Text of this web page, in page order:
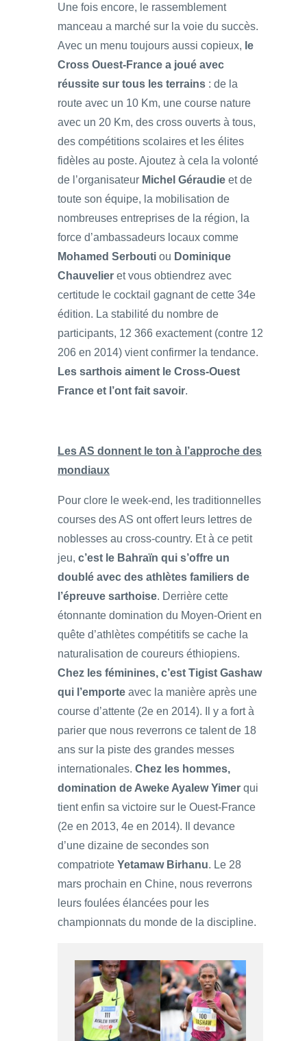
Une fois encore, le rassemblement
manceau a marché sur la voie du succès.
Avec un menu toujours aussi copieux, le
Cross Ouest-France a joué avec
réussite sur tous les terrains : de la
route avec un 10 Km, une course nature
avec un 20 Km, des cross ouverts à tous,
des compétitions scolaires et les élites
fidèles au poste. Ajoutez à cela la volonté
de l’organisateur Michel Géraudie et de
toute son équipe, la mobilisation de
nombreuses entreprises de la région, la
force d’ambassadeurs locaux comme
Mohamed Serbouti ou Dominique
Chauvelier et vous obtiendrez avec
certitude le cocktail gagnant de cette 34e
édition. La stabilité du nombre de
participants, 12 366 exactement (contre 12
206 en 2014) vient confirmer la tendance.
Les sarthois aiment le Cross-Ouest
France et l’ont fait savoir.
Les AS donnent le ton à l’approche des
mondiaux
Pour clore le week-end, les traditionnelles
courses des AS ont offert leurs lettres de
noblesses au cross-country. Et à ce petit
jeu, c’est le Bahraïn qui s’offre un
doublé avec des athlètes familiers de
l’épreuve sarthoise. Derrière cette
étonnante domination du Moyen-Orient en
quête d’athlètes compétitifs se cache la
naturalisation de coureurs éthiopiens.
Chez les féminines, c’est Tigist Gashaw
qui l’emporte avec la manière après une
course d’attente (2e en 2014). Il y a fort à
parier que nous reverrons ce talent de 18
ans sur la piste des grandes messes
internationales. Chez les hommes,
domination de Aweke Ayalew Yimer qui
tient enfin sa victoire sur le Ouest-France
(2e en 2013, 4e en 2014). Il devance
d’une dizaine de secondes son
compatriote Yetamaw Birhanu. Le 28
mars prochain en Chine, nous reverrons
leurs foulées élancées pour les
championnats du monde de la discipline.